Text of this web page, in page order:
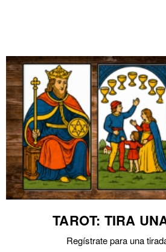
TAROT: TIRA
Regístrate para una